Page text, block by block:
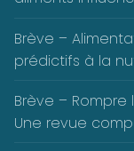
Brève –
prédictifs à la
Brève –
Une revue